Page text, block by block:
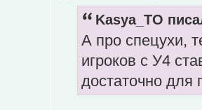
Kasya_TO
А про спецухи,
игроков с У4
достаточно для